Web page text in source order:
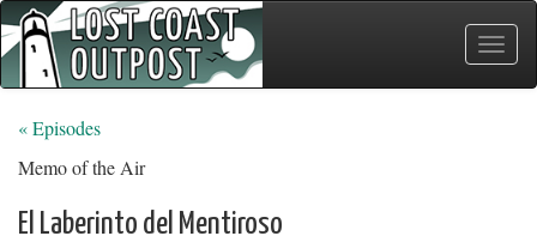
Toggle
« Episodes
Memo of the Air
El Laberinto del Mentiroso